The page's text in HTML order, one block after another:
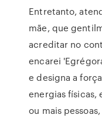
Entretanto,
mãe, que
acreditar no
encarei
e designa a
energias físicas,
ou mais